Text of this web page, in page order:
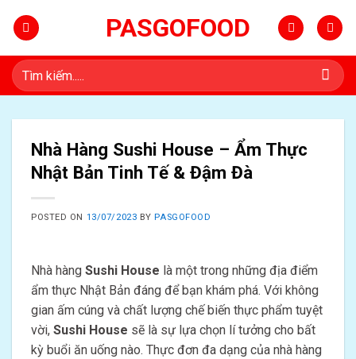
PASGOFOOD
Tìm
kiếm:
Nhà Hàng Sushi House – Ẩm Thực
Nhật Bản Tinh Tế & Đậm Đà
POSTED ON 13/07/2023 BY PASGOFOOD
Nhà hàng Sushi House là một trong những địa điểm
ẩm thực Nhật Bản đáng để bạn khám phá. Với không
gian ấm cúng và chất lượng chế biến thực phẩm tuyệt
vời, Sushi House sẽ là sự lựa chọn lí tưởng cho bất
kỳ buổi ăn uống nào. Thực đơn đa dạng của nhà hàng